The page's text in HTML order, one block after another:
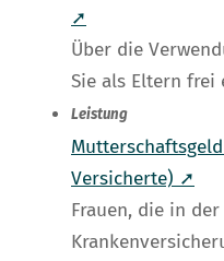
➚
Über die
Sie als Eltern frei
Leistung
Versicherte) ➚
Frauen, die in